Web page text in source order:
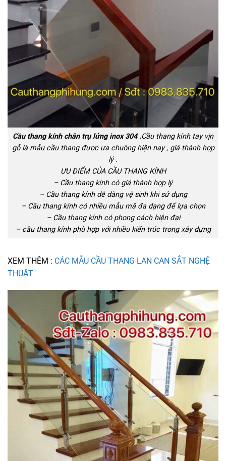
Cầu thang kính chân trụ lửng inox 304 .Cầu thang kính tay vịn
gỗ là mẫu cầu thang được ưa chuông hiện nay , giá thành hợp
lý .
ƯU ĐIỂM CỦA CẦU THANG KÍNH
– Cầu thang kính có giá thành hợp lý
– Cầu thang kính dễ dàng vệ sinh khi sử dụng
– Cầu thang kính có nhiều mẫu mã đa dạng để lựa chọn
– Cầu thang kính có phong cách hiện đại
– cầu thang kính phù hợp với nhiều kiến trúc trong xây dựng
XEM THÊM : CÁC MẪU CẦU THANG LAN CAN SẮT NGHỆ
THUẬT